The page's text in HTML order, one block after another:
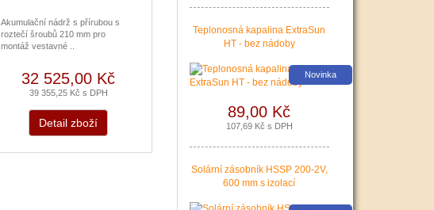
Akumulační nádrž s přírubou s
roztečí šroubů 210 mm pro
montáž vestavné ..
32 525,00 Kč
39 355,25 Kč s DPH
Detail zboží
Podávání žádostí o poslední Kotlíkové dotace v
více zde ..
Teplonosná kapalina ExtraSun
HT - bez nádoby
Novinka
89,00 Kč
107,69 Kč s DPH
Solární zásobník HSSP 200-2V,
600 mm s izolací